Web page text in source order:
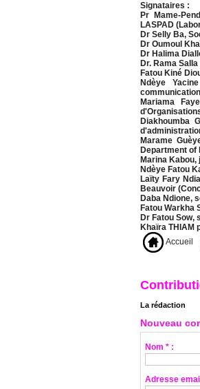
Signataires :
Pr Mame-
LASPAD
Dr Selly Ba,
Dr Oumoul
Dr Halima
Dr. Rama
Fatou Kiné
Ndèye
Mariama
Diakhoumba
Marame
Department of
Marina
Ndèye Fatou
Laïty Fary
Beauvoir
Daba Ndione,
Fatou Warkha
Dr Fatou Sow,
Khaïra THIAM
Accueil
La rédaction
Nouveau
Nom * :
Adresse